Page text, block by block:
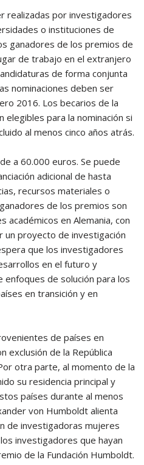
realizadas por investigadores
o instituciones de
ganadores de los premios de
de trabajo en el extranjero
de forma conjunta
nominaciones deben ser
2016. Los becarios de la
elegibles para la nominación si
al menos cinco años atrás.
a 60.000 euros. Se puede
adicional de hasta
recursos materiales o
de los premios son
académicos en Alemania, con
un proyecto de investigación
que los investigadores
en el futuro y
enfoques de solución para los
en transición y en
de países en
exclusión de la República
otra parte, al momento de la
su residencia principal y
países durante al menos
von Humboldt alienta
de investigadoras mujeres
investigadores que hayan
de la Fundación Humboldt.